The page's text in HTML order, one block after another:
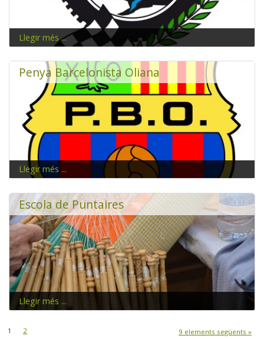
www.mcsegre.org
Llegir més ...
Penya Barcelonista Oliana
Tots els barcelonistes sereu benvinguts a la penya!
Llegir més ...
Escola de Puntaires
Llegir més ...
9 elements següents »
1 2